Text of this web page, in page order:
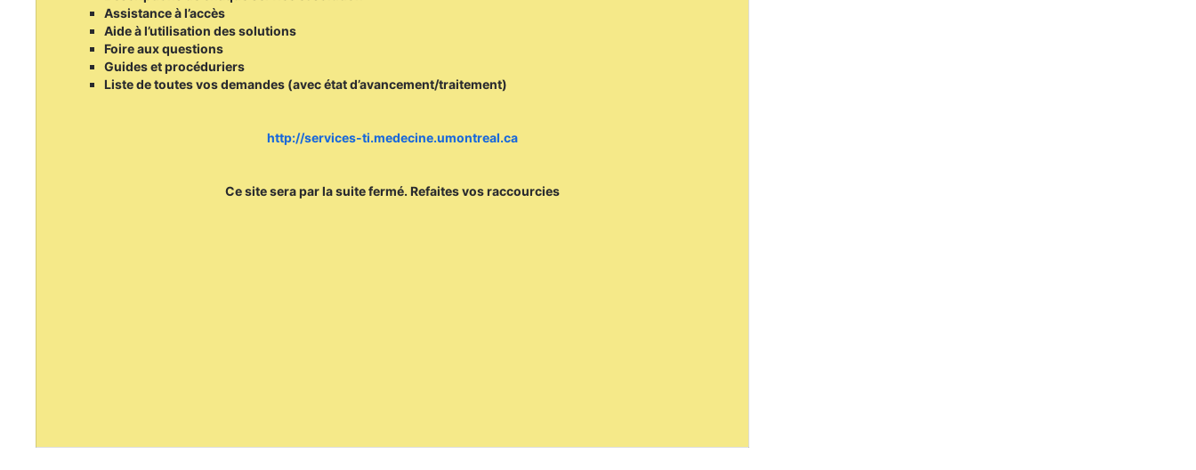
Assistance à l’accès
Aide à l’utilisation des solutions
Foire aux questions
Guides et procéduriers
Liste de toutes vos demandes (avec état d’avancement/traitement)
http://services-ti.medecine.umontreal.ca
Ce site sera par la suite fermé. Refaites vos raccourcies